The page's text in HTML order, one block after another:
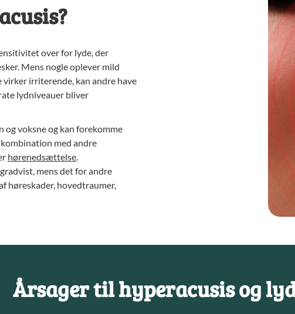
over for lyde, der
Mens nogle oplever mild
irriterende, kan andre have
lydniveauer bliver
og voksne og kan forekomme
med andre
hørenedsættelse
mens det for andre
høreskader, hovedtraumer,
Årsager til hyperacusis og